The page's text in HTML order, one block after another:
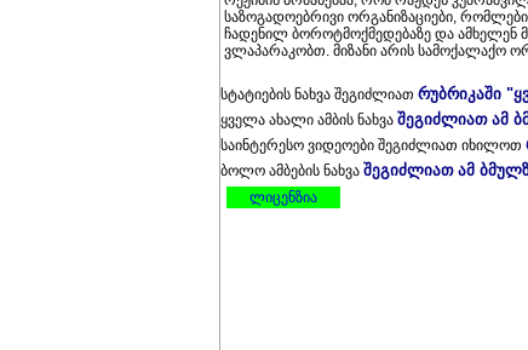
საზოგადოებრივი ორგანიზაციები,
ჩადენილ ბოროტმოქმედებაზე და ამხელენ
ვლაპარაკობთ. მიზანი არის სამოქალაქო
სტატიების ნახვა შეგიძლიათ რუბრიკაში
ყველა ახალი ამბის ნახვა შეგიძლიათ ამ
საინტერესო ვიდეოები შეგიძლიათ იხილოთ
ბოლო ამბების ნახვა შეგიძლიათ ამ
ლიცენზია